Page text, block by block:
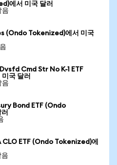
에서 미국 달러
음
(Ondo Tokenized)에서 미국
Cmd Str No K-1 ETF
국 달러
음
Bond ETF (Ondo
ETF (Ondo Tokenized)에
음